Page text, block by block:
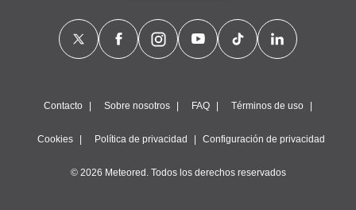
Contacto Sobre nosotros FAQ Términos de uso
Cookies Política de privacidad Configuración de privacidad
© 2026 Meteored. Todos los derechos reservados